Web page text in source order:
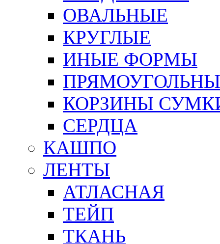
ОВАЛЬНЫЕ
КРУГЛЫЕ
ИНЫЕ ФОРМЫ
КОРЗИНЫ
СЕРДЦА
КАШПО
ЛЕНТЫ
АТЛАСНАЯ
ТЕЙП
ТКАНЬ